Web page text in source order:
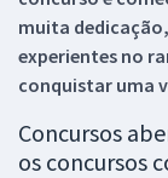
muita
experientes no
conquistar uma
Concursos
os concursos